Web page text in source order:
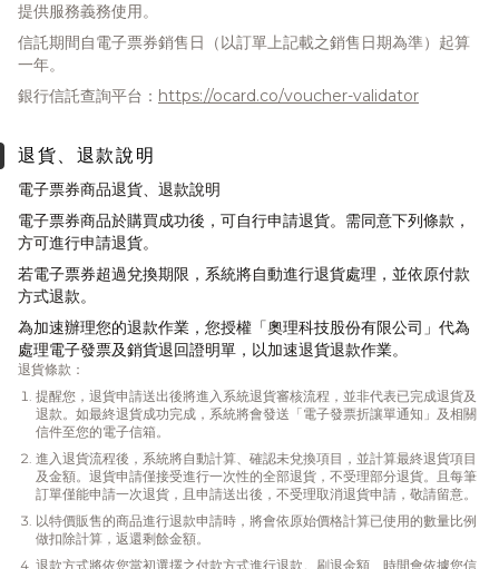
提供服務義務使用。
信託期間自電子票券銷售日（以訂單上記載之銷售日期為準）起算
一年。
銀行信託查詢平台： https://ocard.co/voucher-validator
退貨、退款說明
電子票券商品退貨、退款說明
電子票券商品於購買成功後，可自行申請退貨。需同意下列條款，
方可進行申請退貨。
若電子票券超過兌換期限，系統將自動進行退貨處理，並依原付款
方式退款。
為加速辦理您的退款作業，您授權「奧理科技股份有限公司」代為
處理電子發票及銷貨退回證明單，以加速退貨退款作業。
退貨條款：
提醒您，退貨申請送出後將進入系統退貨審核流程，並非代表已完成退貨及
退款。如最終退貨成功完成，系統將會發送「電子發票折讓單通知」及相關
信件至您的電子信箱。
進入退貨流程後，系統將自動計算、確認未兌換項目，並計算最終退貨項目
及金額。退貨申請僅接受進行一次性的全部退貨，不受理部分退貨。且每筆
訂單僅能申請一次退貨，且申請送出後，不受理取消退貨申請，敬請留意。
以特價販售的商品進行退款申請時，將會依原始價格計算已使用的數量比例
做扣除計算，返還剩餘金額。
退款方式將依您當初選擇之付款方式進行退款。刷退金額、時間會依據您信